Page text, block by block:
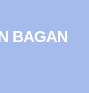
BAGAN